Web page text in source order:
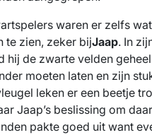
waren er zelfs
te zien, zeker bijJaap. In
hij de zwarte velden
moeten laten en zijn
leken er een beetje
Jaap’s beslissing om
pakte goed uit want